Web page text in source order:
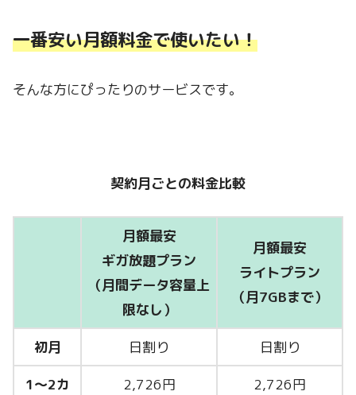
一番安い月額料金で使いたい！
そんな方にぴったりのサービスです。
契約月ごとの料金比較
月額最安
ギガ放題プラン
（月間データ容量上
限なし）
月額最安
ライトプラン
（月7GBまで）
初月 日割り 日割り
1〜2カ
2,726円
2,726円